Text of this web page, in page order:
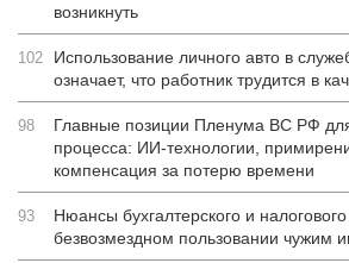
возникнуть
102
Использование личного авто в
означает, что работник трудится в
98
Главные позиции Пленума ВС РФ
процесса: ИИ-технологии,
компенсация за потерю времени
93
Нюансы бухгалтерского и
безвозмездном пользовании чужим